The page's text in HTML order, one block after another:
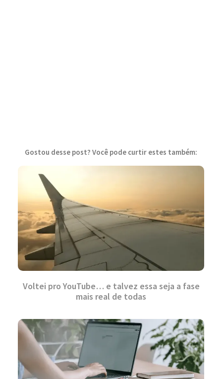
Gostou desse post? Você pode curtir estes também:
Voltei pro YouTube… e talvez essa seja a fase
mais real de todas